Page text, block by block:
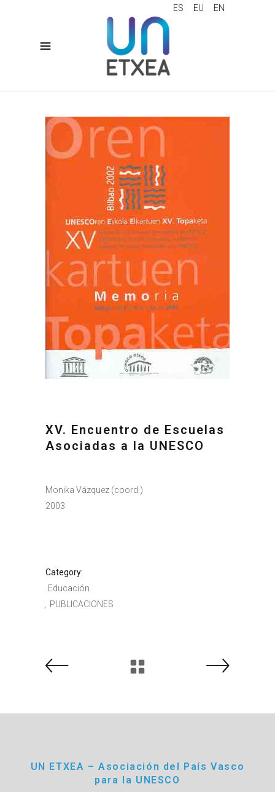
ES EU EN
XV. Encuentro de Escuelas
Asociadas a la UNESCO
Monika Vázquez (coord.)
2003
Category:
Educación
PUBLICACIONES
UN ETXEA – Asociación del País Vasco
para la UNESCO